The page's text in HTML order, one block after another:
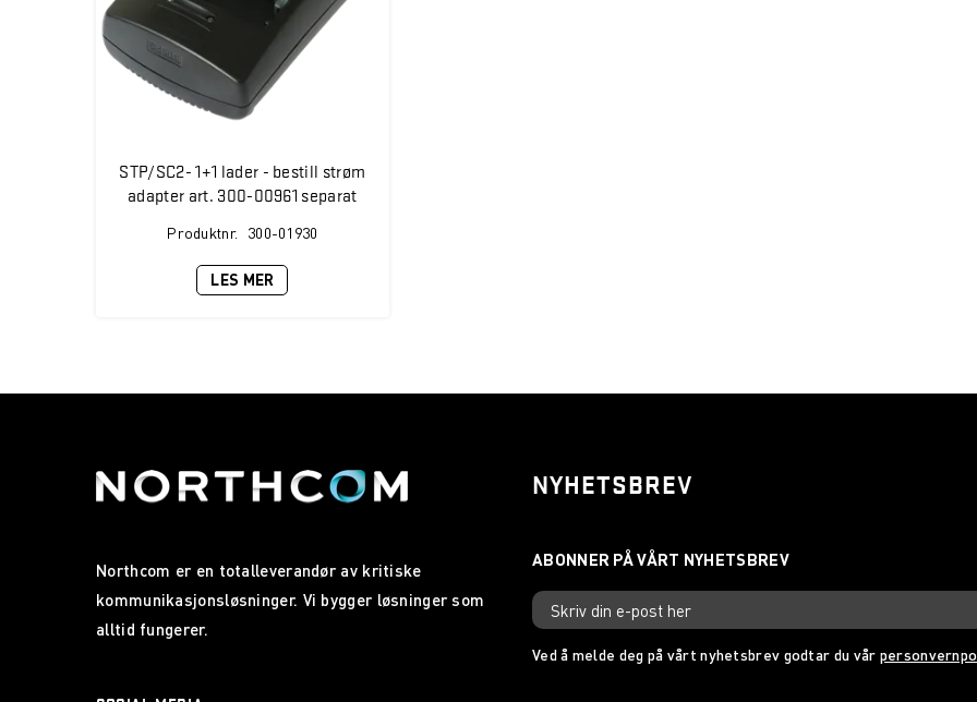
STP/SC2- 1+1 lader - bestill strøm
adapter art. 300-00961 separat
Produktnr. 300-01930
LES MER
Northcom er en totalleverandør av kritiske
kommunikasjonsløsninger. Vi bygger løsninger som
alltid fungerer.
NYHETSBREV
Ved å melde deg på vårt nyhetsbrev godtar du vår